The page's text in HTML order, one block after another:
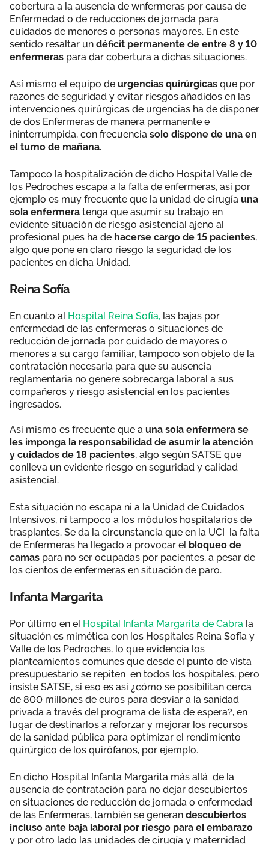
cobertura a la ausencia de wnfermeras por causa de
Enfermedad o de reducciones de jornada para
cuidados de menores o personas mayores. En este
sentido resaltar un déficit permanente de entre 8 y 10
enfermeras para dar cobertura a dichas situaciones.
Así mismo el equipo de urgencias quirúrgicas que por
razones de seguridad y evitar riesgos añadidos en las
intervenciones quirúrgicas de urgencias ha de disponer
de dos Enfermeras de manera permanente e
ininterrumpida, con frecuencia solo dispone de una en
el turno de mañana.
Tampoco la hospitalización de dicho Hospital Valle de
los Pedroches escapa a la falta de enfermeras, así por
ejemplo es muy frecuente que la unidad de cirugía una
sola enfermera tenga que asumir su trabajo en
evidente situación de riesgo asistencial ajeno al
profesional pues ha de hacerse cargo de 15 pacientes,
algo que pone en claro riesgo la seguridad de los
pacientes en dicha Unidad.
Reina Sofía
En cuanto al Hospital Reina Sofía, las bajas por
enfermedad de las enfermeras o situaciones de
reducción de jornada por cuidado de mayores o
menores a su cargo familiar, tampoco son objeto de la
contratación necesaria para que su ausencia
reglamentaria no genere sobrecarga laboral a sus
compañeros y riesgo asistencial en los pacientes
ingresados.
Así mismo es frecuente que a una sola enfermera se
les imponga la responsabilidad de asumir la atención
y cuidados de 18 pacientes, algo según SATSE que
conlleva un evidente riesgo en seguridad y calidad
asistencial.
Esta situación no escapa ni a la Unidad de Cuidados
Intensivos, ni tampoco a los módulos hospitalarios de
trasplantes. Se da la circunstancia que en la UCI la falta
de Enfermeras ha llegado a provocar el bloqueo de
camas para no ser ocupadas por pacientes, a pesar de
los cientos de enfermeras en situación de paro.
Infanta Margarita
Por último en el Hospital Infanta Margarita de Cabra la
situación es mimética con los Hospitales Reina Sofía y
Valle de los Pedroches, lo que evidencia los
planteamientos comunes que desde el punto de vista
presupuestario se repiten en todos los hospitales, pero
insiste SATSE, si eso es así ¿cómo se posibilitan cerca
de 800 millones de euros para desviar a la sanidad
privada a través del programa de lista de espera?, en
lugar de destinarlos a reforzar y mejorar los recursos
de la sanidad pública para optimizar el rendimiento
quirúrgico de los quirófanos, por ejemplo.
En dicho Hospital Infanta Margarita más allá de la
ausencia de contratación para no dejar descubiertos
en situaciones de reducción de jornada o enfermedad
de las Enfermeras, también se generan descubiertos
incluso ante baja laboral por riesgo para el embarazo
y por otro lado las unidades de cirugía y maternidad